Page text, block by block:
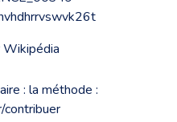
Wikipédia
: la méthode :
contribuer